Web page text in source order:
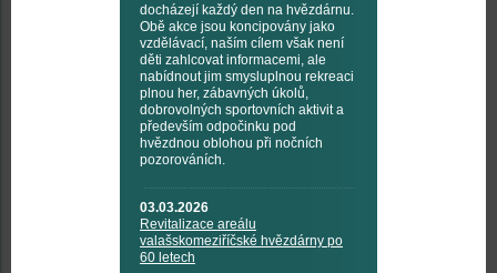
docházejí každý den na hvězdárnu.
Obě akce jsou koncipovány jako
vzdělávací, naším cílem však není
děti zahlcovat informacemi, ale
nabídnout jim smysluplnou rekreaci
plnou her, zábavných úkolů,
dobrovolných sportovních aktivit a
především odpočinku pod
hvězdnou oblohou při nočních
pozorováních.
03.03.2026
Revitalizace areálu
valašskomeziříčské hvězdárny po
60 letech